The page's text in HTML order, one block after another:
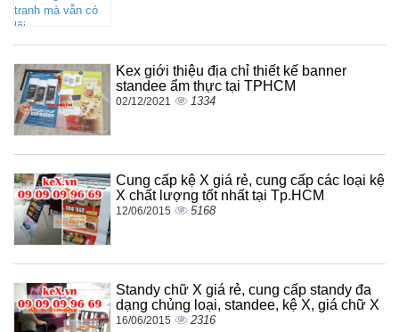
Kex giới thiệu địa chỉ thiết kế banner
standee ẩm thực tại TPHCM
02/12/2021 1334
Cung cấp kệ X giá rẻ, cung cấp các loại kệ
X chất lượng tốt nhất tại Tp.HCM
12/06/2015 5168
Standy chữ X giá rẻ, cung cấp standy đa
dạng chủng loại, standee, kệ X, giá chữ X
16/06/2015 2316